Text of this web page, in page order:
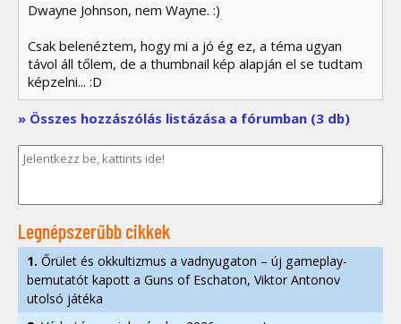
Dwayne Johnson, nem Wayne. :)
Csak belenéztem, hogy mi a jó ég ez, a téma ugyan
távol áll tőlem, de a thumbnail kép alapján el se tudtam
képzelni... :D
» Összes hozzászólás listázása a fórumban (3 db)
Legnépszerűbb cikkek
1. Őrület és okkultizmus a vadnyugaton – új gameplay-
bemutatót kapott a Guns of Eschaton, Viktor Antonov
utolsó játéka